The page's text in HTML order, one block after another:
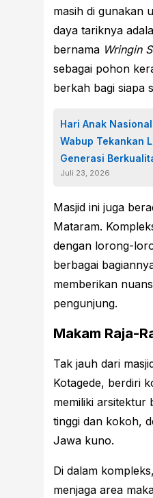
masih di gunakan
daya tariknya
bernama Wringin
sebagai pohon
berkah bagi siapa
Hari Anak
Wabup Tekankan
Generasi
Juli 23, 2026
Masjid ini juga
Mataram.
dengan lorong-
berbagai
memberikan
pengunjung.
Makam Raja-
Tak jauh dari
Kotagede, berdiri
memiliki arsitektur
tinggi dan kokoh,
Jawa kuno.
Di dalam
menjaga area